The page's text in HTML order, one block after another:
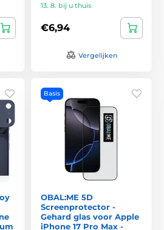
13. 8. bij u thuis
€6,94
Vergelijken
Basis
OBAL:ME 5D
Screenprotector -
Gehard glas voor Apple
iPhone 17 Pro Max -